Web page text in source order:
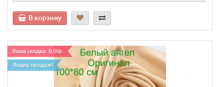
В корзину
Ваша скидка: 0.00р.
Лидер продаж!